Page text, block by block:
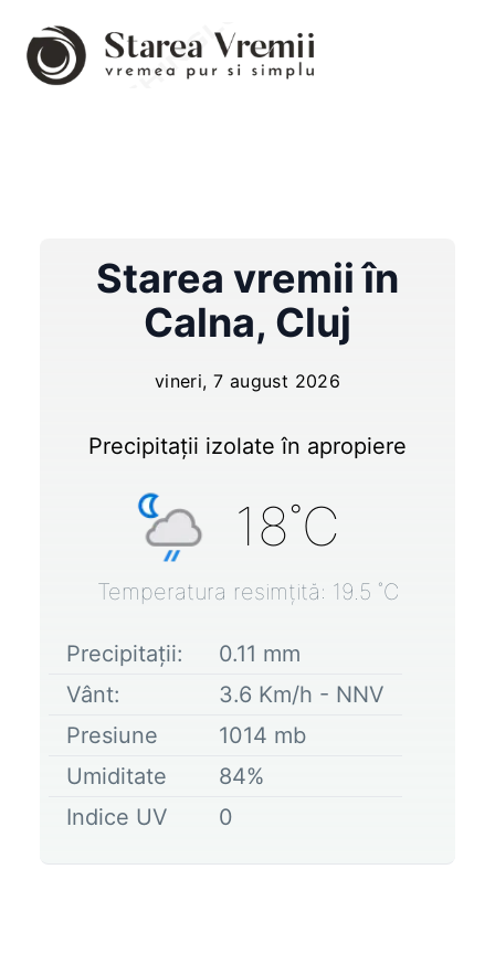
Starea vremii în
Calna, Cluj
vineri, 7 august 2026
Precipitații izolate în apropiere
18˚C
Temperatura resimțită: 19.5 ˚C
Precipitații: 0.11 mm
Vânt:
3.6 Km/h - NNV
Presiune
1014 mb
Umiditate
84%
Indice UV
0